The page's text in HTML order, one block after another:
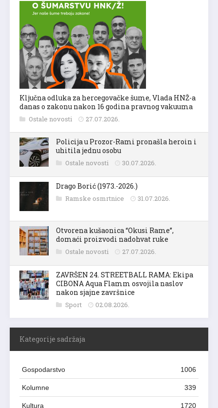
Ključna odluka za hercegovačke šume, Vlada HNŽ-a
danas o zakonu nakon 16 godina pravnog vakuuma
Ostale novosti 27.07.2026.
Policija u Prozor-Rami pronašla heroin i
uhitila jednu osobu
Ostale novosti 30.07.2026.
Drago Borić (1973.-2026.)
Ramske osmrtnice 31.07.2026.
Otvorena kušaonica “Okusi Rame”,
domaći proizvodi nadohvat ruke
Ostale novosti 27.07.2026.
ZAVRŠEN 24. STREETBALL RAMA: Ekipa
CIBONA Aqua Flamm osvojila naslov
nakon sjajne završnice
Sport 02.08.2026.
Kategorije sadržaja
Gospodarstvo 1006
Kolumne 339
Kultura 1720